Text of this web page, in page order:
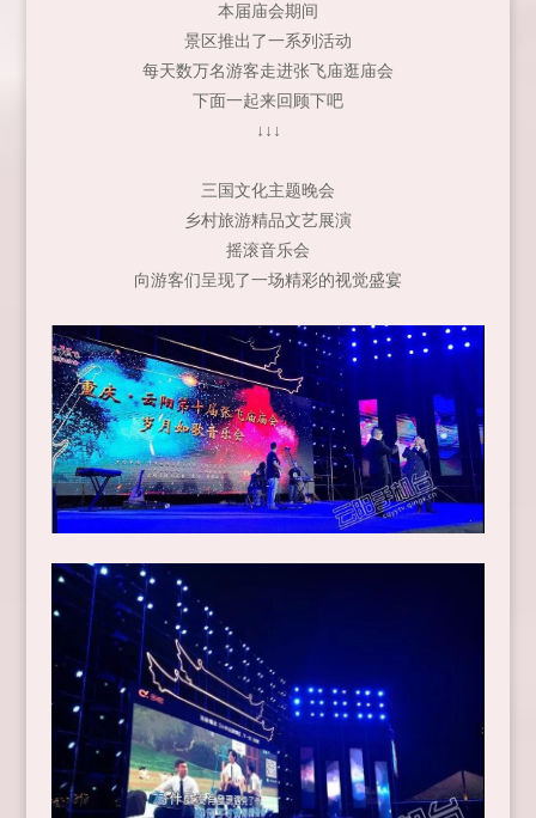
本届庙会期间
景区推出了一系列活动
每天数万名游客走进张飞庙逛庙会
下面一起来回顾下吧
↓↓↓
三国文化主题晚会
乡村旅游精品文艺展演
摇滚音乐会
向游客们呈现了一场精彩的视觉盛宴